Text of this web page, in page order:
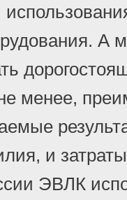
менее,
и
ЭВЛК